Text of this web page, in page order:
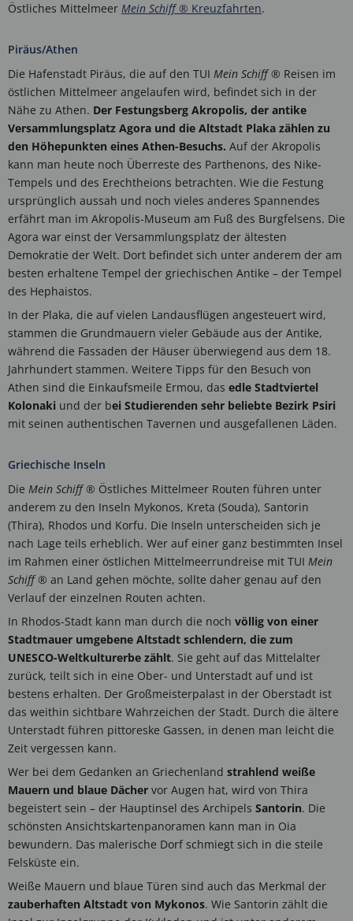
Östliches Mittelmeer Mein Schiff® Kreuzfahrten.
Piräus/Athen
Die Hafenstadt Piräus, die auf den TUI Mein Schiff® Reisen im
östlichen Mittelmeer angelaufen wird, befindet sich in der
Nähe zu Athen. Der Festungsberg Akropolis, der antike
Versammlungsplatz Agora und die Altstadt Plaka zählen zu
den Höhepunkten eines Athen-Besuchs. Auf der Akropolis
kann man heute noch Überreste des Parthenons, des Nike-
Tempels und des Erechtheions betrachten. Wie die Festung
ursprünglich aussah und noch vieles anderes Spannendes
erfährt man im Akropolis-Museum am Fuß des Burgfelsens. Die
Agora war einst der Versammlungsplatz der ältesten
Demokratie der Welt. Dort befindet sich unter anderem der am
besten erhaltene Tempel der griechischen Antike – der Tempel
des Hephaistos.
In der Plaka, die auf vielen Landausflügen angesteuert wird,
stammen die Grundmauern vieler Gebäude aus der Antike,
während die Fassaden der Häuser überwiegend aus dem 18.
Jahrhundert stammen. Weitere Tipps für den Besuch von
Athen sind die Einkaufsmeile Ermou, das edle Stadtviertel
Kolonaki und der bei Studierenden sehr beliebte Bezirk Psiri
mit seinen authentischen Tavernen und ausgefallenen Läden.
Griechische Inseln
Die Mein Schiff® Östliches Mittelmeer Routen führen unter
anderem zu den Inseln Mykonos, Kreta (Souda), Santorin
(Thira), Rhodos und Korfu. Die Inseln unterscheiden sich je
nach Lage teils erheblich. Wer auf einer ganz bestimmten Insel
im Rahmen einer östlichen Mittelmeerrundreise mit TUI Mein
Schiff® an Land gehen möchte, sollte daher genau auf den
Verlauf der einzelnen Routen achten.
In Rhodos-Stadt kann man durch die noch völlig von einer
Stadtmauer umgebene Altstadt schlendern, die zum
UNESCO-Weltkulturerbe zählt. Sie geht auf das Mittelalter
zurück, teilt sich in eine Ober- und Unterstadt auf und ist
bestens erhalten. Der Großmeisterpalast in der Oberstadt ist
das weithin sichtbare Wahrzeichen der Stadt. Durch die ältere
Unterstadt führen pittoreske Gassen, in denen man leicht die
Zeit vergessen kann.
Wer bei dem Gedanken an Griechenland strahlend weiße
Mauern und blaue Dächer vor Augen hat, wird von Thira
begeistert sein – der Hauptinsel des Archipels Santorin. Die
schönsten Ansichtskartenpanoramen kann man in Oia
bewundern. Das malerische Dorf schmiegt sich in die steile
Felsküste ein.
Weiße Mauern und blaue Türen sind auch das Merkmal der
zauberhaften Altstadt von Mykonos. Wie Santorin zählt die